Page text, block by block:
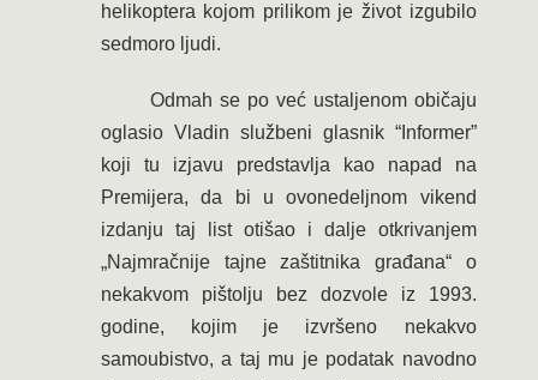
helikoptera kojom prilikom je život izgubilo
sedmoro ljudi.
Odmah se po već ustaljenom običaju
oglasio Vladin službeni glasnik “Informer”
koji tu izjavu predstavlja kao napad na
Premijera, da bi u ovonedeljnom vikend
izdanju taj list otišao i dalje otkrivanjem
„Najmračnije tajne zaštitnika građana“ o
nekakvom pištolju bez dozvole iz 1993.
godine, kojim je izvršeno nekakvo
samoubistvo, a taj mu je podatak navodno